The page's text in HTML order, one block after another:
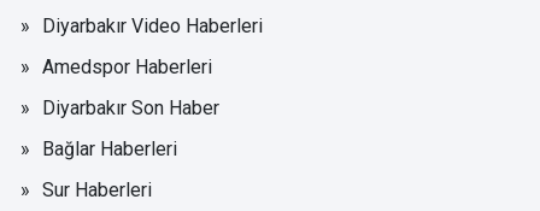
Diyarbakır Video Haberleri
Amedspor Haberleri
Diyarbakır Son Haber
Bağlar Haberleri
Sur Haberleri